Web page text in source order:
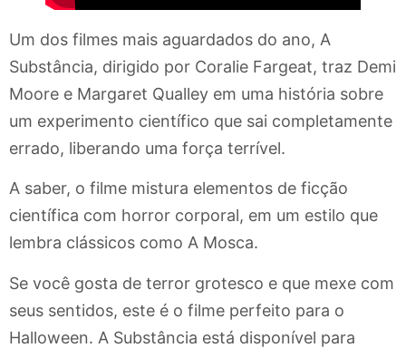
Um dos filmes mais aguardados do ano, A
Substância, dirigido por Coralie Fargeat, traz Demi
Moore e Margaret Qualley em uma história sobre
um experimento científico que sai completamente
errado, liberando uma força terrível.
A saber, o filme mistura elementos de ficção
científica com horror corporal, em um estilo que
lembra clássicos como A Mosca.
Se você gosta de terror grotesco e que mexe com
seus sentidos, este é o filme perfeito para o
Halloween. A Substância está disponível para